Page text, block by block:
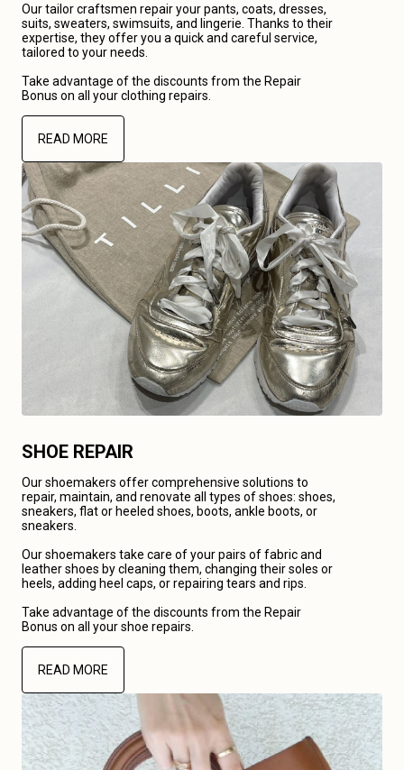
Our tailor craftsmen repair your pants, coats, dresses,
suits, sweaters, swimsuits, and lingerie. Thanks to their
expertise, they offer you a quick and careful service,
tailored to your needs.
Take advantage of the discounts from the Repair
Bonus on all your clothing repairs.
READ MORE
SHOE REPAIR
Our shoemakers offer comprehensive solutions to
repair, maintain, and renovate all types of shoes: shoes,
sneakers, flat or heeled shoes, boots, ankle boots, or
sneakers.
Our shoemakers take care of your pairs of fabric and
leather shoes by cleaning them, changing their soles or
heels, adding heel caps, or repairing tears and rips.
Take advantage of the discounts from the Repair
Bonus on all your shoe repairs.
READ MORE